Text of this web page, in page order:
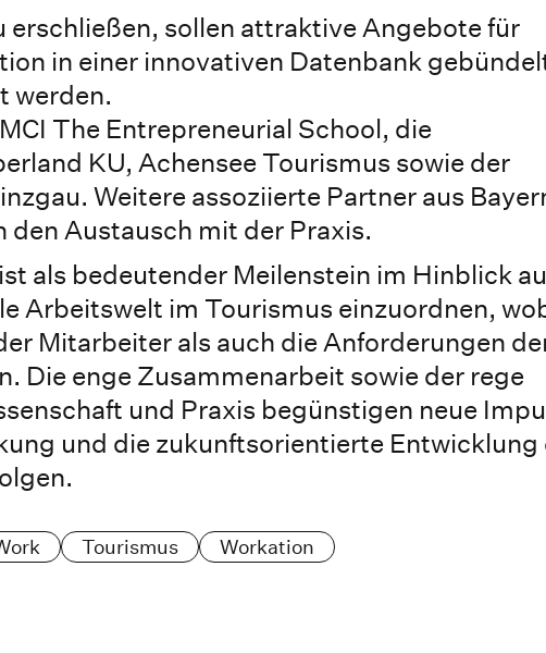
erschließen, sollen attraktive Angebote für
in einer innovativen Datenbank
werden.
The Entrepreneurial School, die
KU, Achensee Tourismus sowie der
Weitere assoziierte Partner aus
den Austausch mit der Praxis.
als bedeutender Meilenstein im Hinblick
Arbeitswelt im Tourismus einzuordnen,
Mitarbeiter als auch die Anforderungen
Die enge Zusammenarbeit sowie der rege
und Praxis begünstigen neue
und die zukunftsorientierte Entwicklung
Tourismus Workation